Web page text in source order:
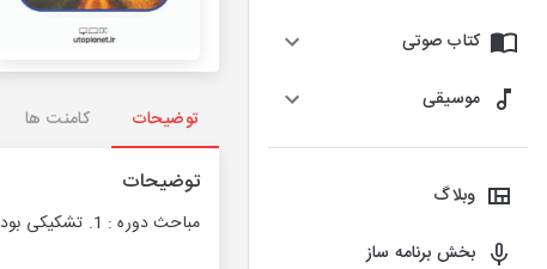
کتاب صوتی
موسیقی
وبلاگ
بخش برنامه ساز
توضیحات کامنت ها
توضیحات
مباحث دوره : 1. تشکیکی بودن تجرد (شدت و ضعف) 2. حضور مطلق حضرت حق 3. هرچه مجردتر حاضرتر